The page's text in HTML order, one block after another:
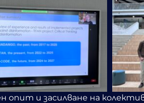
опит и засилване на